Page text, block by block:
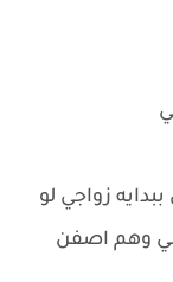
زواجي لو
وهم اصفن